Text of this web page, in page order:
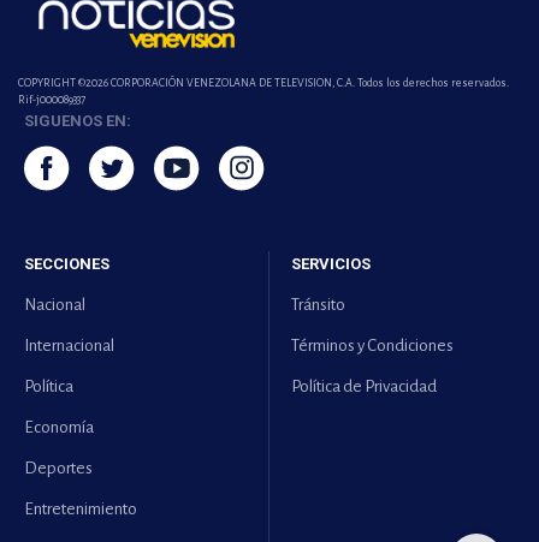
COPYRIGHT ©2026 CORPORACIÓN VENEZOLANA DE TELEVISION, C.A. Todos los derechos reservados.
Rif-j000089337
SIGUENOS EN:
SECCIONES
Nacional
Internacional
Política
Economía
Deportes
Entretenimiento
SERVICIOS
Tránsito
Términos y Condiciones
Política de Privacidad